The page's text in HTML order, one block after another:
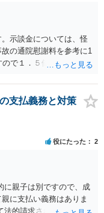
示談金については、怪
の通院慰謝料を参考に1
で１．５倍か2倍程度す
。
支払義務と対策
役にたった 2
親子は別ですので、成
に支払い義務はありま
的請求される可能性は